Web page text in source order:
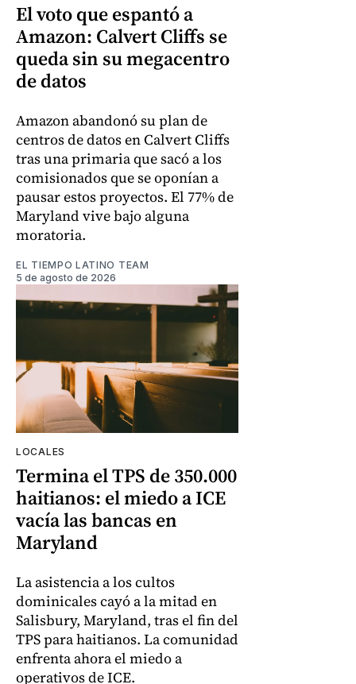
El voto que espantó a
Amazon: Calvert Cliffs se
queda sin su megacentro
de datos
Amazon abandonó su plan de
centros de datos en Calvert Cliffs
tras una primaria que sacó a los
comisionados que se oponían a
pausar estos proyectos. El 77% de
Maryland vive bajo alguna
moratoria.
EL TIEMPO LATINO TEAM
5 de agosto de 2026
LOCALES
Termina el TPS de 350.000
haitianos: el miedo a ICE
vacía las bancas en
Maryland
La asistencia a los cultos
dominicales cayó a la mitad en
Salisbury, Maryland, tras el fin del
TPS para haitianos. La comunidad
enfrenta ahora el miedo a
operativos de ICE.